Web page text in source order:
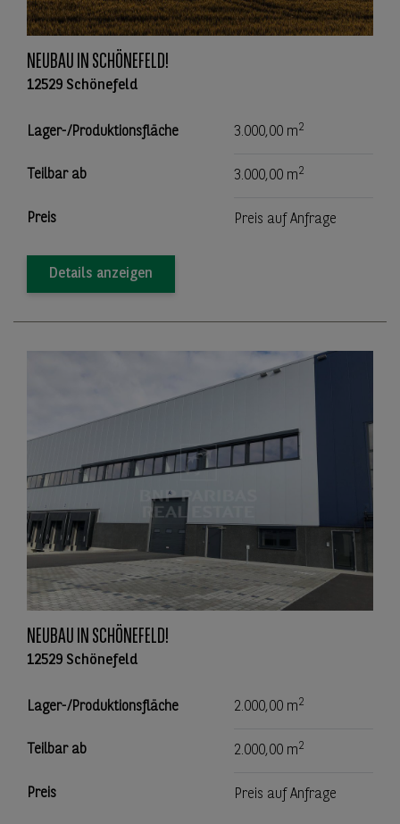
NEUBAU IN SCHÖNEFELD!
12529 Schönefeld
Lager-/Produktionsfläche 3.000,00 m2
Teilbar ab 3.000,00 m2
Preis Preis auf Anfrage
Details anzeigen
NEUBAU IN SCHÖNEFELD!
12529 Schönefeld
Lager-/Produktionsfläche 2.000,00 m2
Teilbar ab 2.000,00 m2
Preis Preis auf Anfrage